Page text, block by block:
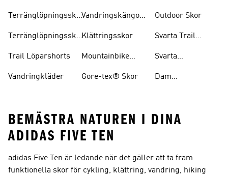
Terränglöpningsskor
Terränglöpningsskor
Trail Löparshorts
Vandringkläder
Vandringskängor
Klättringsskor
Mountainbike
Gore-tex® Skor
Outdoor Skor
Svarta Trail
Svarta
Dam
BEMÄSTRA NATUREN I DINA
ADIDAS FIVE TEN
adidas Five Ten är ledande när det gäller att ta fram
funktionella skor för cykling, klättring, vandring, hiking